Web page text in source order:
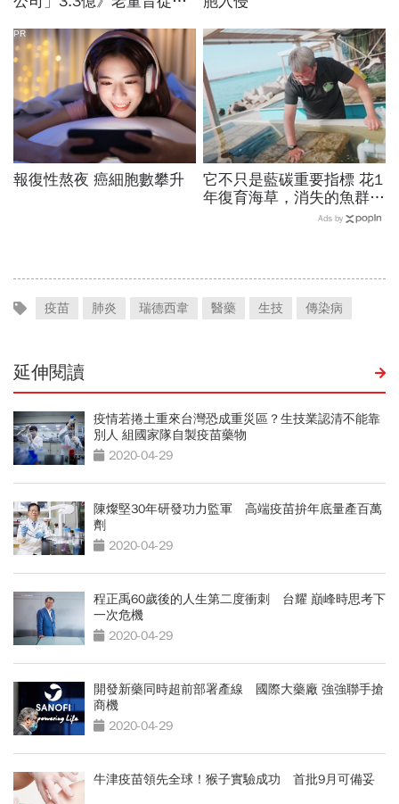
帳 這家獲利創6年新高的
公司怎麼了？
報復性熬夜 癌細胞數攀升
PR
它不只是藍碳重要指標 花1
年復育海草，消失的魚群也
Ads by
疫苗 肺炎 瑞德西韋 醫藥 生技 傳染病
延伸閱讀
疫情若捲土重來台灣恐成重災區？生技業認清不能靠
別人 組國家隊自製疫苗藥物
2020-04-29
陳燦堅30年研發功力監軍 高端疫苗拚年底量產百萬
劑
2020-04-29
程正禹60歲後的人生第二度衝刺 台耀 巔峰時思考下
一次危機
2020-04-29
開發新藥同時超前部署產線 國際大藥廠 強強聯手搶
商機
2020-04-29
牛津疫苗領先全球！猴子實驗成功 首批9月可備妥